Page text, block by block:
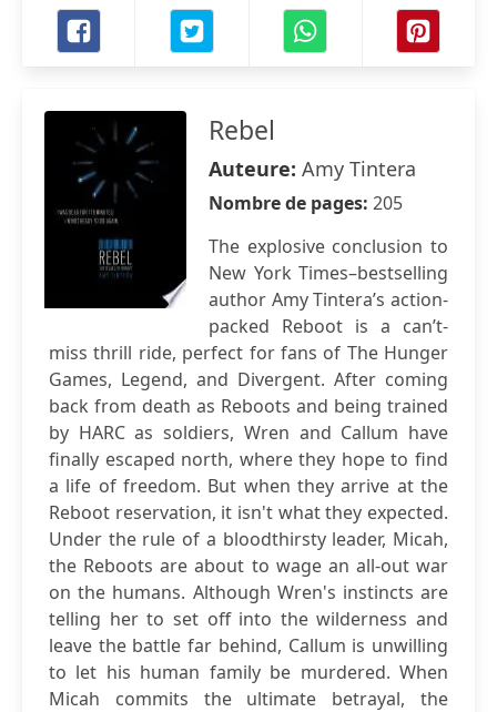
Rebel
Auteure: Amy Tintera
Nombre de pages: 205
The explosive conclusion to
New York Times–bestselling
author Amy Tintera’s action-
packed Reboot is a can’t-
miss thrill ride, perfect for fans of The Hunger
Games, Legend, and Divergent. After coming
back from death as Reboots and being trained
by HARC as soldiers, Wren and Callum have
finally escaped north, where they hope to find
a life of freedom. But when they arrive at the
Reboot reservation, it isn't what they expected.
Under the rule of a bloodthirsty leader, Micah,
the Reboots are about to wage an all-out war
on the humans. Although Wren's instincts are
telling her to set off into the wilderness and
leave the battle far behind, Callum is unwilling
to let his human family be murdered. When
Micah commits the ultimate betrayal, the